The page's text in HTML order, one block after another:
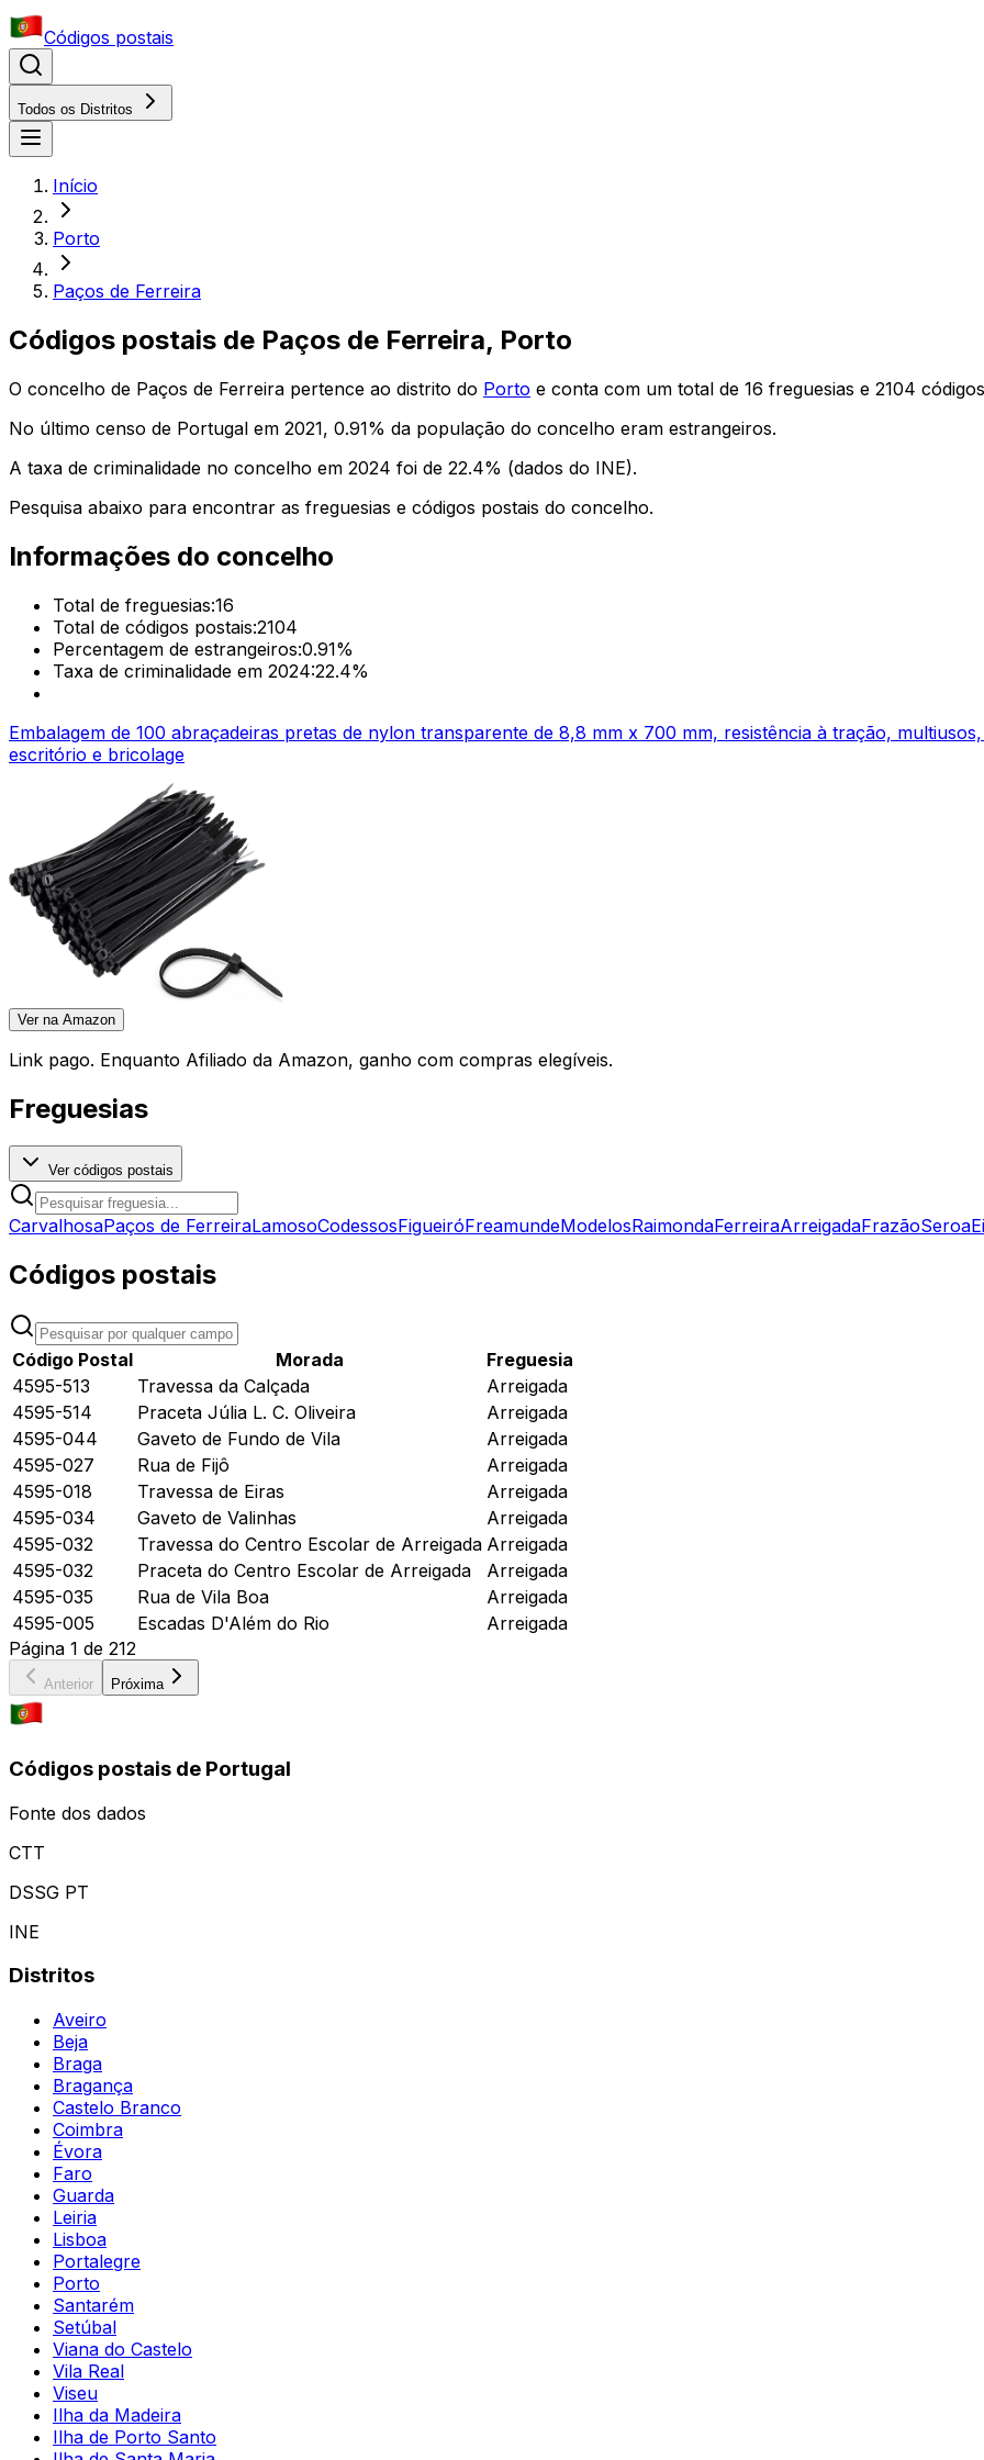
Códigos postais
Todos os Distritos
Início
Porto
Paços de Ferreira
Códigos postais de Paços de Ferreira, Porto
O concelho de Paços de Ferreira pertence ao distrito do Porto e conta com um total de 16 freguesias e 2104
No último censo de Portugal em 2021, 0.91% da população do concelho eram estrangeiros.
A taxa de criminalidade no concelho em 2024 foi de 22.4% (dados do INE).
Pesquisa abaixo para encontrar as freguesias e códigos postais do concelho.
Informações do concelho
Total de freguesias:16
Total de códigos postais:2104
Percentagem de estrangeiros:0.91%
Taxa de criminalidade em 2024:22.4%
Embalagem de 100 abraçadeiras pretas de nylon transparente de 8,8 mm x 700 mm, resistência à tração,
escritório e bricolage
Ver na Amazon
Link pago. Enquanto Afiliado da Amazon, ganho com compras elegíveis.
Freguesias
Ver códigos postais
CarvalhosaPaços de FerreiraLamosoCodessosFigueiróFreamundeModelosRaimondaFerreiraArreigadaFrazãoSeroa
Códigos postais
Código Postal Morada
Freguesia
4595-513
Travessa da Calçada
Arreigada
4595-514
Praceta Júlia L. C. Oliveira
Arreigada
4595-044
Gaveto de Fundo de Vila
Arreigada
4595-027
Rua de Fijô
Arreigada
4595-018
Travessa de Eiras
Arreigada
4595-034
Gaveto de Valinhas
Arreigada
4595-032
Travessa do Centro Escolar de Arreigada Arreigada
4595-032
Praceta do Centro Escolar de Arreigada
Arreigada
4595-035
Rua de Vila Boa
Arreigada
4595-005
Escadas D'Além do Rio
Arreigada
Página 1 de 212
Anterior Próxima
Códigos postais de Portugal
Fonte dos dados
CTT
DSSG PT
INE
Distritos
Aveiro
Beja
Braga
Bragança
Castelo Branco
Coimbra
Évora
Faro
Guarda
Leiria
Lisboa
Portalegre
Porto
Santarém
Setúbal
Viana do Castelo
Vila Real
Viseu
Ilha da Madeira
Ilha de Porto Santo